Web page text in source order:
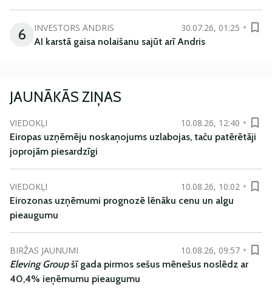
6 INVESTORS ANDRIS
30.07.26, 01:25
AI karstā gaisa nolaišanu sajūt arī Andris
JAUNĀKĀS ZIŅAS
VIEDOKĻI
10.08.26, 12:40
Eiropas uzņēmēju noskaņojums uzlabojas, taču patērētāji
joprojām piesardzīgi
VIEDOKĻI
10.08.26, 10:02
Eirozonas uzņēmumi prognozē lēnāku cenu un algu
pieaugumu
BIRŽAS JAUNUMI
10.08.26, 09:57
Eleving Groupšī gada pirmos sešus mēnešus noslēdz ar
40,4% ieņēmumu pieaugumu